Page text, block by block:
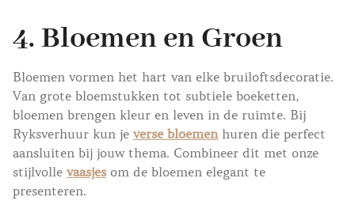
4. Bloemen en Groen
Bloemen vormen het hart van elke bruiloftsdecoratie.
Van grote bloemstukken tot subtiele boeketten,
bloemen brengen kleur en leven in de ruimte. Bij
Ryksverhuur kun je verse bloemenhuren die perfect
aansluiten bij jouw thema. Combineer dit met onze
stijlvolle vaasjesom de bloemen elegant te
presenteren.